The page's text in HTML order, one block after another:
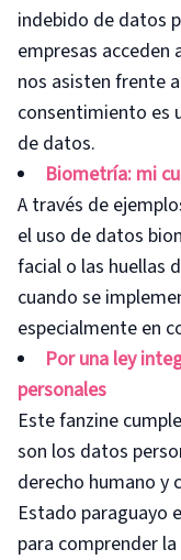
indebido de datos
empresas acceden
nos asisten frente
consentimiento es
de datos.
Biometría: mi
A través de
el uso de datos
facial o las huellas
cuando se
especialmente en
Por una ley
personales
Este fanzine
son los datos
derecho humano y
Estado paraguayo
para comprender